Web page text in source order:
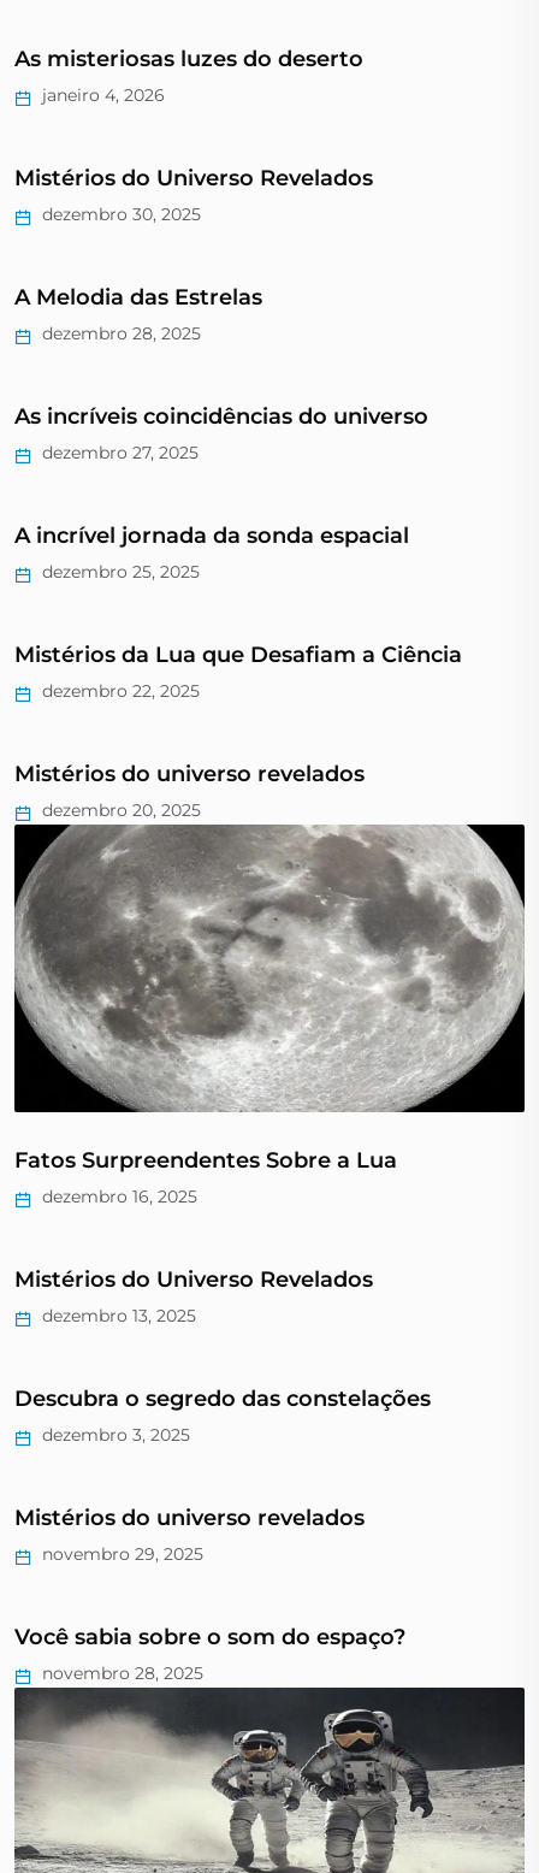
As misteriosas luzes do deserto
janeiro 4, 2026
Mistérios do Universo Revelados
dezembro 30, 2025
A Melodia das Estrelas
dezembro 28, 2025
As incríveis coincidências do universo
dezembro 27, 2025
A incrível jornada da sonda espacial
dezembro 25, 2025
Mistérios da Lua que Desafiam a Ciência
dezembro 22, 2025
Mistérios do universo revelados
dezembro 20, 2025
Fatos Surpreendentes Sobre a Lua
dezembro 16, 2025
Mistérios do Universo Revelados
dezembro 13, 2025
Descubra o segredo das constelações
dezembro 3, 2025
Mistérios do universo revelados
novembro 29, 2025
Você sabia sobre o som do espaço?
novembro 28, 2025